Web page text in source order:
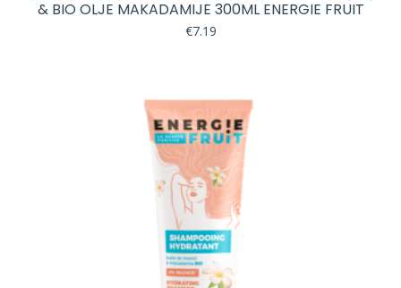
& BIO OLJE MAKADAMIJE 300ML ENERGIE FRUIT
€7.19